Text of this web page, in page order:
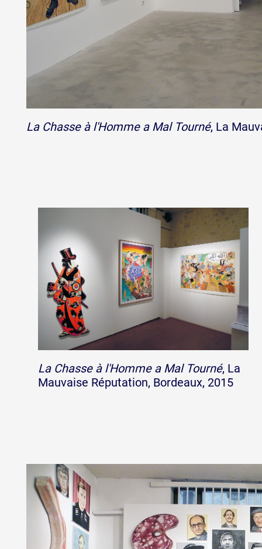
La Chasse à l'Homme a Mal Tourné, La
La Chasse à l'Homme a Mal Tourné, La
Mauvaise Réputation, Bordeaux, 2015